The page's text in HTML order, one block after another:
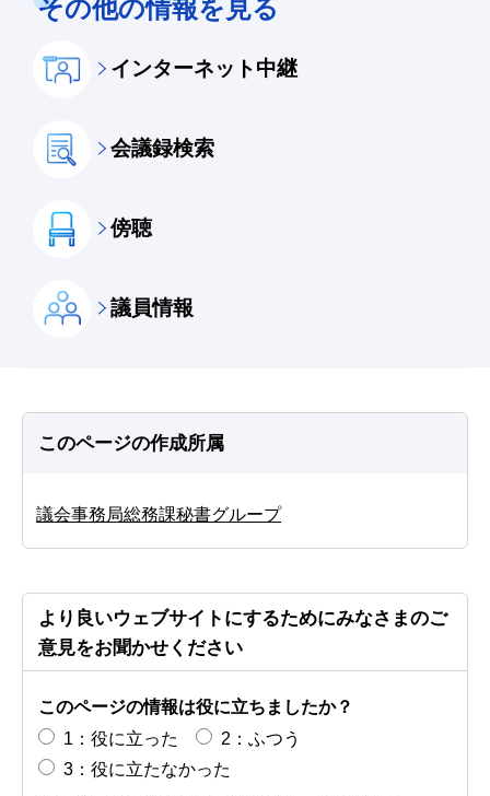
その他の情報を見る
インターネット中継
会議録検索
傍聴
議員情報
このページの作成所属
議会事務局総務課秘書グループ
より良いウェブサイトにするためにみなさまのご
意見をお聞かせください
このページの情報は役に立ちましたか？
1：役に立った
2：ふつう
3：役に立たなかった